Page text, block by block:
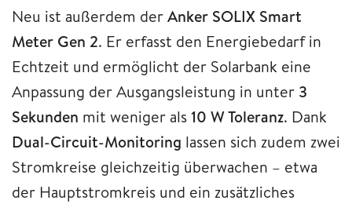
Neu ist außerdem derAnker SOLIX Smart
Meter Gen 2. Er erfasst den Energiebedarf in
Echtzeit und ermöglicht der Solarbank eine
Anpassung der Ausgangsleistung in unter 3
Sekunden mit weniger als10 W Toleranz. Dank
Dual-Circuit-Monitoring lassen sich zudem zwei
Stromkreise gleichzeitig überwachen – etwa
der Hauptstromkreis und ein zusätzliches